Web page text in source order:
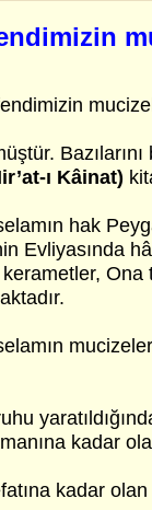
Bazılarını
ı Kâinat)
hak
Evliyasında
kadar
kadar